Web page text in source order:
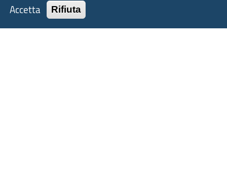
Copyright © 2017 Città metropolitana di Genova |
Accetta
Rifiuta